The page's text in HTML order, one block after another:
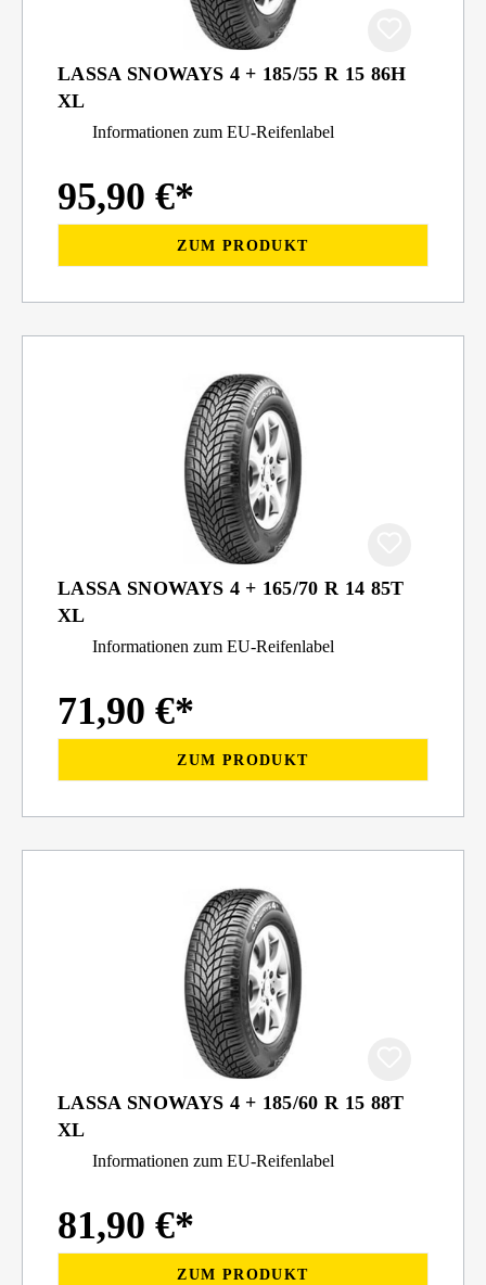
LASSA SNOWAYS 4 + 185/55 R 15 86H
XL
Informationen zum EU-Reifenlabel
95,90 €*
ZUM PRODUKT
LASSA SNOWAYS 4 + 165/70 R 14 85T
XL
Informationen zum EU-Reifenlabel
71,90 €*
ZUM PRODUKT
LASSA SNOWAYS 4 + 185/60 R 15 88T
XL
Informationen zum EU-Reifenlabel
81,90 €*
ZUM PRODUKT